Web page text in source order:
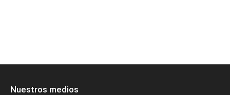
Nuestros medios